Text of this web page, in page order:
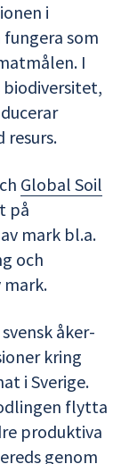
i
som
I
biodiversitet,
resurs.
Global Soil
på
mark bl.a.
och
åker-
kring
i Sverige.
flytta
produktiva
genom